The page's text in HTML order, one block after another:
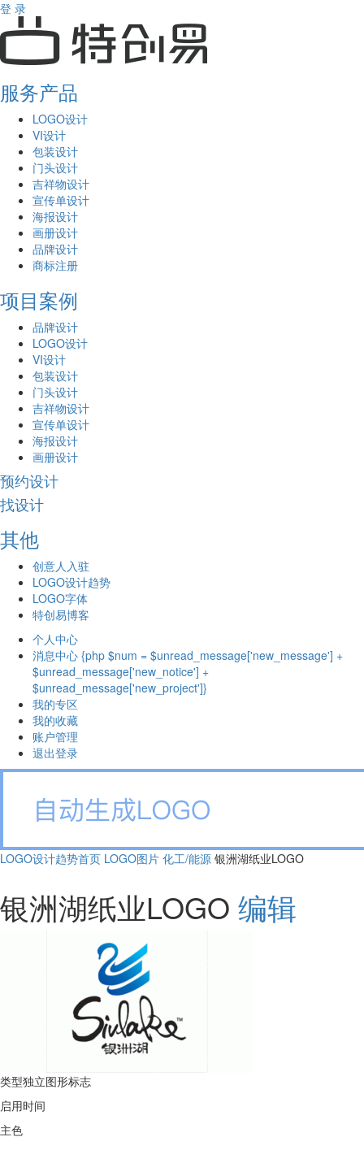
登 录
服务产品
LOGO设计
VI设计
包装设计
门头设计
吉祥物设计
宣传单设计
海报设计
画册设计
品牌设计
商标注册
项目案例
品牌设计
LOGO设计
VI设计
包装设计
门头设计
吉祥物设计
宣传单设计
海报设计
画册设计
预约设计
找设计
其他
创意人入驻
LOGO设计趋势
LOGO字体
特创易博客
个人中心
消息中心 {php $num = $unread_message['new_message'] +
$unread_message['new_notice'] +
$unread_message['new_project']}
我的专区
我的收藏
账户管理
退出登录
LOGO设计趋势首页 LOGO图片 化工/能源 银洲湖纸业LOGO
银洲湖纸业LOGO 编辑
类型独立图形标志
启用时间
主色